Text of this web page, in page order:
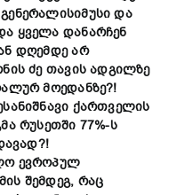
და
ყველა დანარჩენ
დღემდე არ
ძე თავის ადგილზე
მოედანზე?!
ქართველის
რუსეთში 77%-ს
ევროპულ
შემდეგ, რაც